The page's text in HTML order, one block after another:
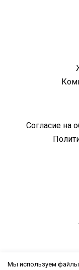
Согласие на
Мы используем файлы